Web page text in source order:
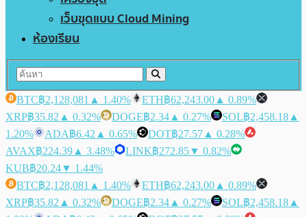
เว็บขุดแบบ Cloud Mining
ห้องเรียน
BTC฿2,128,081 ▲ 1.40% ETH฿62,243.00 ▲ 0.89%
XRP฿35.82 ▲ 0.32% DOGE฿2.34 ▲ 0.27% SOL฿2,458.18 ▲
1.20%
ADA฿6.42 ▲ 0.65% DOT฿27.57 ▲ 0.28%
AVAX฿224.39 ▲ 3.48% LINK฿272.85▼ 0.82%
KUB฿20.24▼ 1.44%
BTC฿2,128,081 ▲ 1.40% ETH฿62,243.00 ▲ 0.89%
XRP฿35.82 ▲ 0.32% DOGE฿2.34 ▲ 0.27% SOL฿2,458.18 ▲